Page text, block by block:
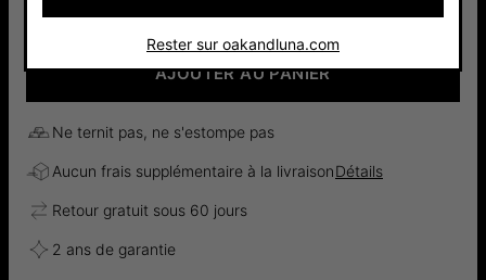
TOTAL: 190 €
AJOUTER AU PANIER
Ne ternit pas, ne s'estompe pas
Aucun frais supplémentaire à la livraisonDétails
Retour gratuit sous 60 jours
2 ans de garantie
Rester sur oakandluna.com